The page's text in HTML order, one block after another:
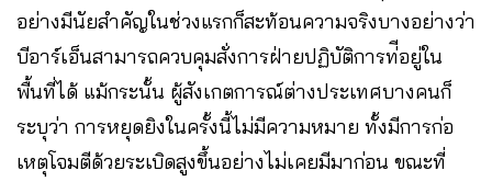
อย่างมีนัยสำคัญในช่วงแรกก็สะท้อนความจริงบางอย่างว่า
บีอาร์เอ็นสามารถควบคุมสั่งการฝ่ายปฏิบัติการท่ีอยู่ใน
พื้นที่ได้ แม้กระนั้น ผู้สังเกตการณ์ต่างประเทศบางคนก็
ระบุว่า การหยุดยิงในครั้งนี้ไม่มีความหมาย ทั้งมีการก่อ
เหตุโจมตีด้วยระเบิดสูงขึ้นอย่างไม่เคยมีมาก่อน ขณะที่